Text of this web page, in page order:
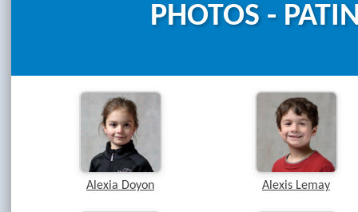
PHOTOS -
Alexia Doyon Alexis Lemay